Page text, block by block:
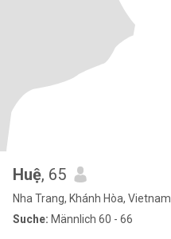
Huệ, 65
Nha Trang, Khánh Hòa, Vietnam
Suche: Männlich 60 - 66